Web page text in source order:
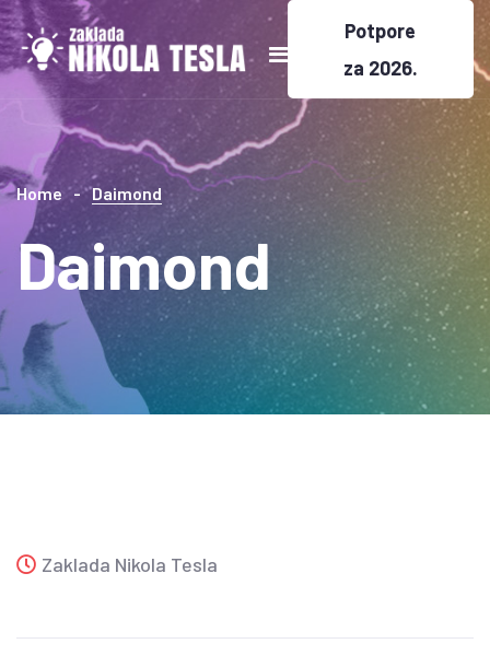
Potpore
za 2026.
Home Daimond
Daimond
Zaklada Nikola Tesla